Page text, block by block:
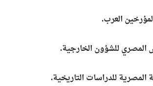
العرب.
المصري للشؤون الخارجية.
المصرية للدراسات التاريخية.